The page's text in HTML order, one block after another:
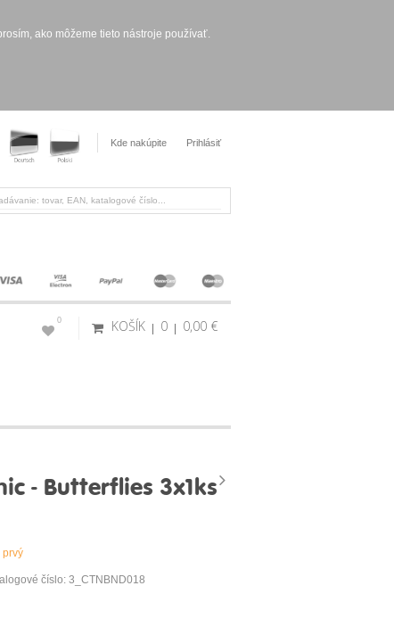
ako môžeme tieto nástroje používať.
Kde nakúpite Prihlásiť
KOŠÍK 0 0,00 €
0
- Butterflies 3x1ks
prvý
číslo: 3_CTNBND018